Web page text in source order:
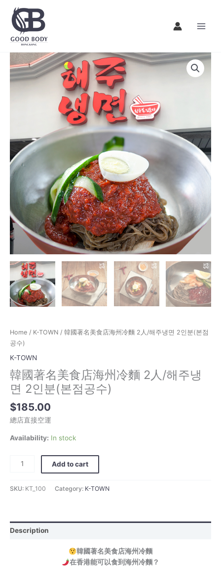
content
Home / K-TOWN / 韓國著名美食店海州冷麵 2人/해주냉면 2인분(본점
공수)
K-TOWN
韓國著名美食店海州冷麵 2人/해주냉
면 2인분(본점공수)
$185.00
總店直接空運
Availability: In stock
國
著
州
冷
麵
2
주
냉
면
2
인
분
점
공
수)
Add to cart
SKU: KT_100 Category: K-TOWN
Description
韓國著名美食店海州冷麵
在香港能可以食到海州冷麵？